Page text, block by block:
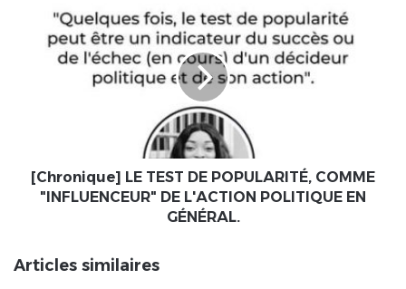
POLITIQUE
[Chronique] LE TEST DE POPULARITÉ, COMME
"INFLUENCEUR" DE L'ACTION POLITIQUE EN
GÉNÉRAL.
Articles similaires